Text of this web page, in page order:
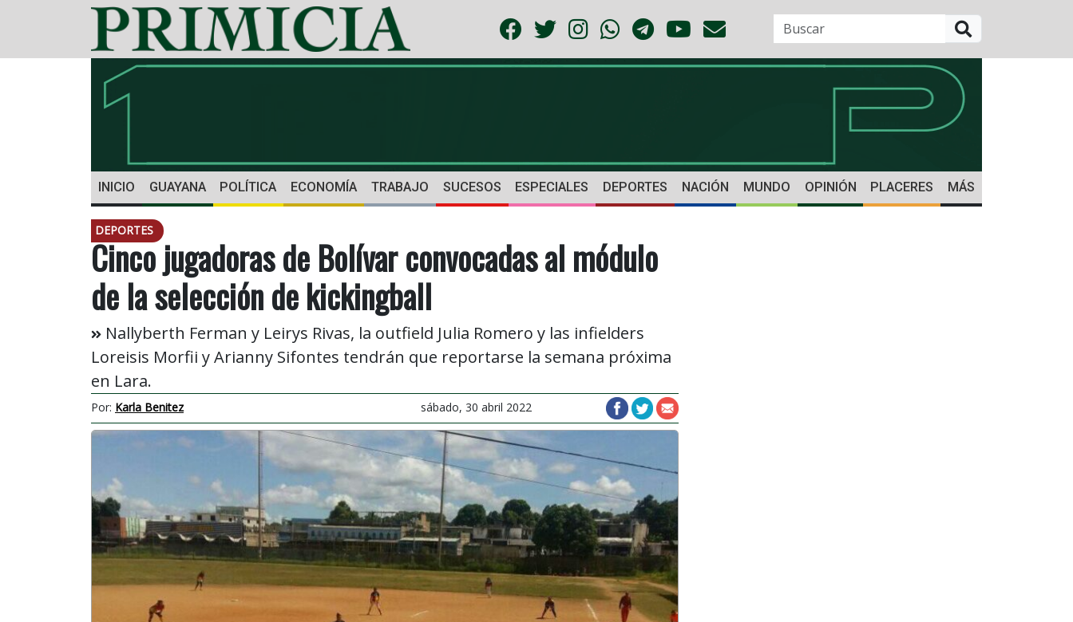
INICIO GUAYANA POLÍTICA ECONOMÍA TRABAJO SUCESOS ESPECIALES DEPORTES NACIÓN MUNDO OPINIÓN PLACERES MÁS
DEPORTES
Cinco jugadoras de Bolívar convocadas al módulo
de la selección de kickingball
Nallyberth Ferman y Leirys Rivas, la outfield Julia Romero y las infielders
Loreisis Morfii y Arianny Sifontes tendrán que reportarse la semana próxima
en Lara.
Por: Karla Benitez sábado, 30 abril 2022